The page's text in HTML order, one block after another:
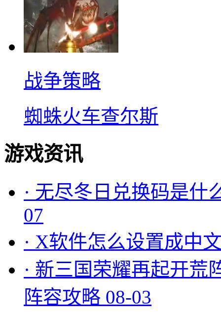
战争策略
蜘蛛火车查尔斯
游戏资讯
· 无尽冬日兑换码是什
07
· X软件怎么设置成中
· 新三国荣耀再起开荒
阵容攻略 08-03